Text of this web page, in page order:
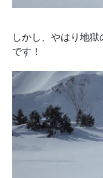
しかし、やはり地
です！